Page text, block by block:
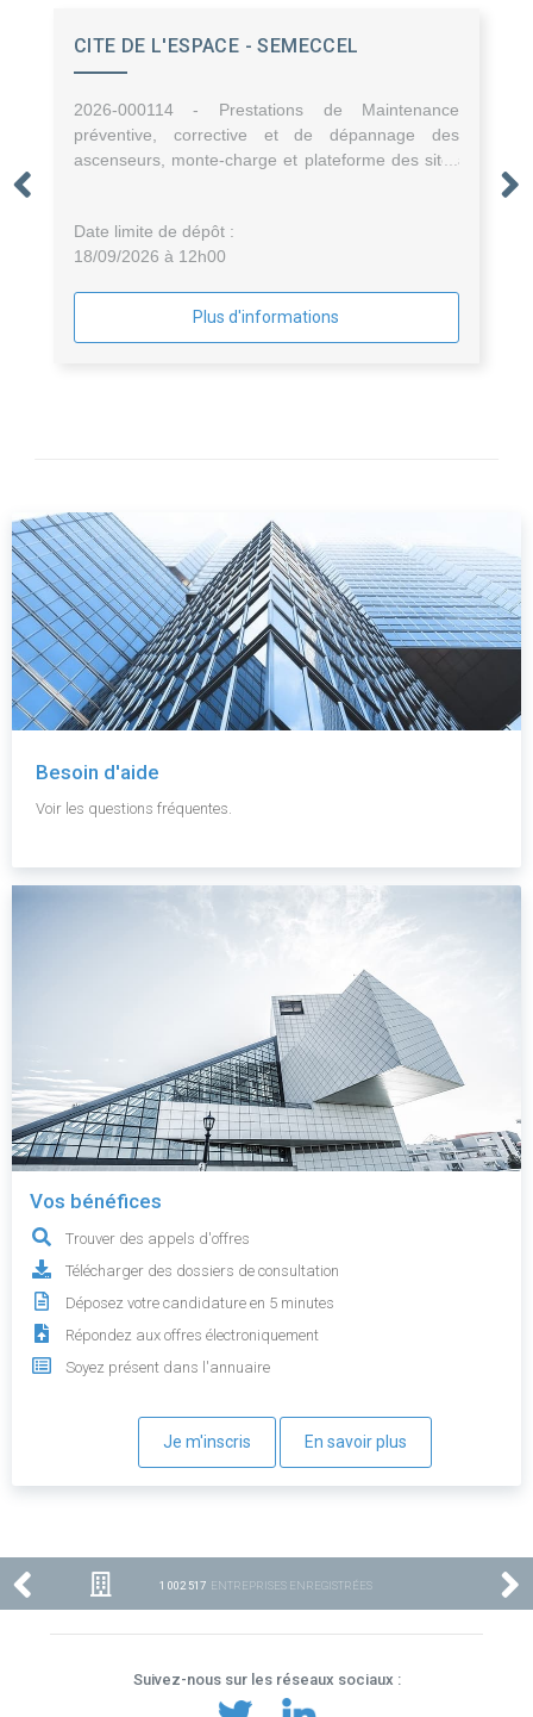
CITE DE L'ESPACE - SEMECCEL
2026-000114 - Prestations de Maintenance
préventive, corrective et de dépannage des
ascenseurs, monte-charge et plateforme des sites
Date limite de dépôt :
18/09/2026 à 12h00
Plus d'informations
Besoin d'aide
Voir les questions fréquentes.
Vos bénéfices
Trouver des appels d'offres
Télécharger des dossiers de consultation
Déposez votre candidature en 5 minutes
Répondez aux offres électroniquement
Soyez présent dans l'annuaire
Je m'inscris En savoir plus
1 002 517 ENTREPRISES ENREGISTRÉES
Suivez-nous sur les réseaux sociaux :